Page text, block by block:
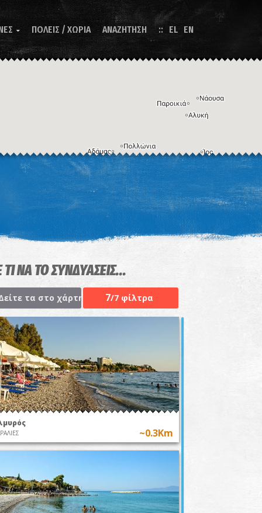
 ΠΟΛΕΙΣ / ΧΩΡΙΑ ΑΝΑΖΗΤΗΣΗ EL EN
πληκτρολογίου Η εικόνα ενδέχεται να υπόκειται σε πνευματικά δικαιώματα Όροι
ΝΑ ΤΟ ΣΥΝΔΥΑΣΕΙΣ...
τα στο χάρτη 7/7 φίλτρα
~0.3Km